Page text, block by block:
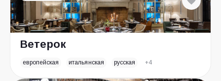
Ветерок
европейская итальянская русская +4